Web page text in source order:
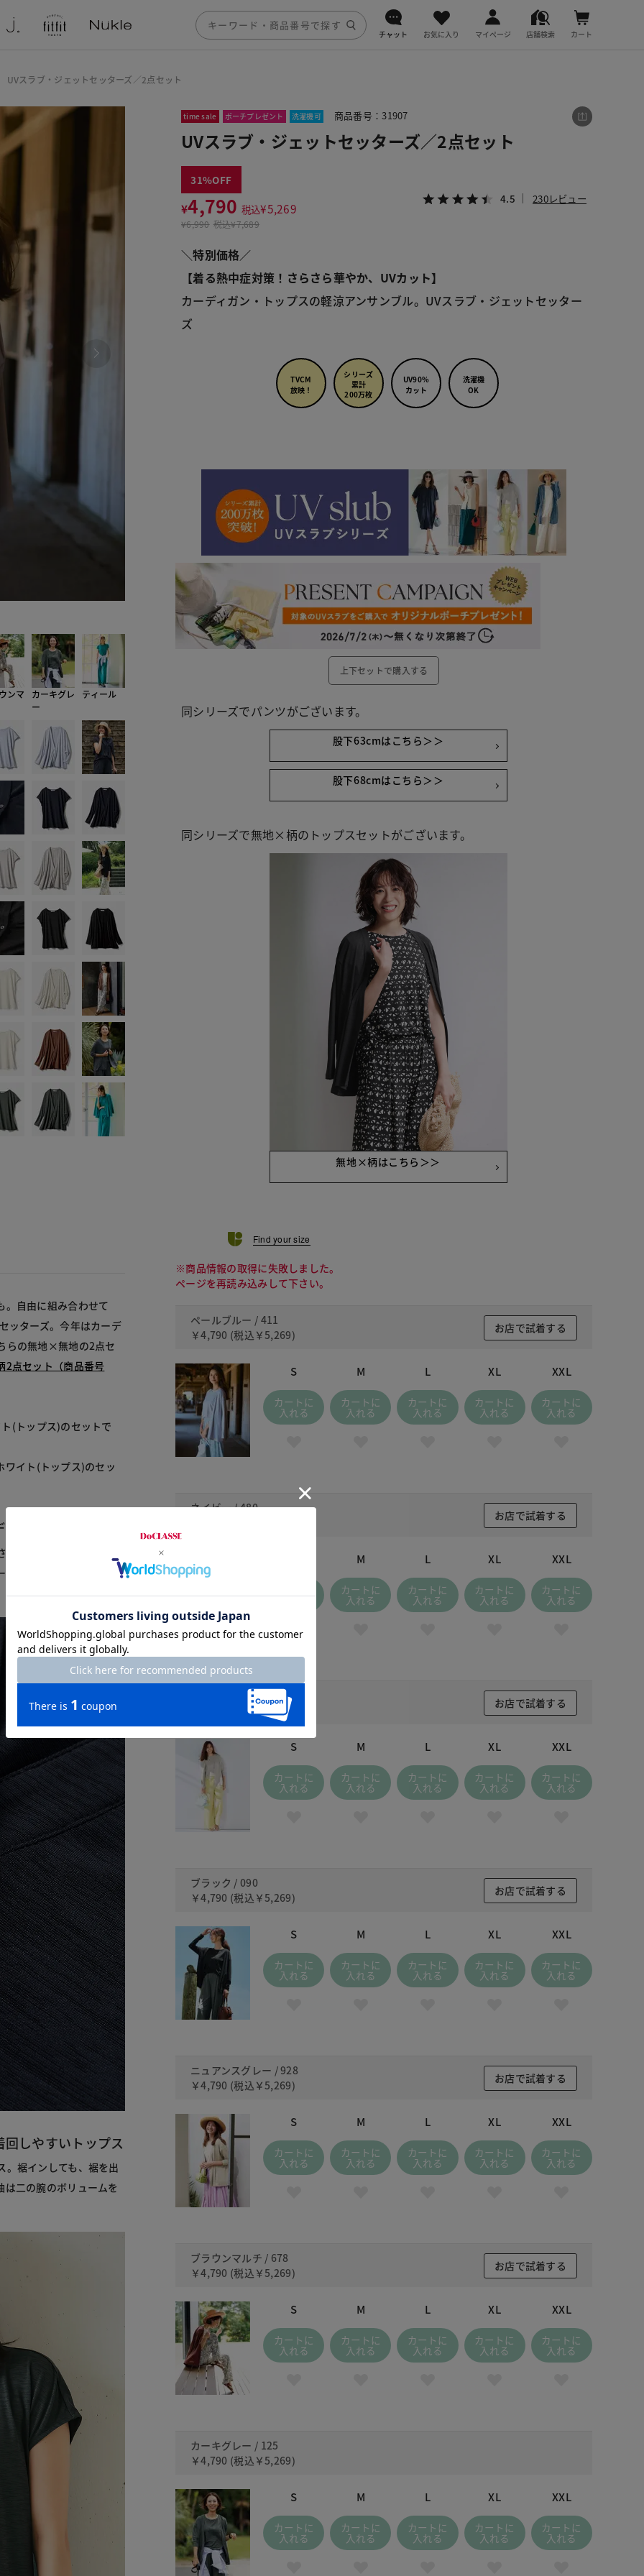
チャット お気に入り マイページ 店舗検索 カート
UVスラブ・ジェットセッターズ／2点セット
480 ネイビー
ンマ
カーキグレ
ー
ティール
。自由に組み合わせて
ッターズ。今年はカーデ
らの無地×無地の2点セ
2点セット（商品番号
(トップス)のセットで
イト(トップス)のセッ
ガン
りと羽織れるカーディ
プでほっそり着こなせる
しやすいトップス
。裾インしても、裾を出
は二の腕のボリュームを
time sale ポーチプレゼント 洗濯機可 商品番号：31907
UVスラブ・ジェットセッターズ／2点セット
31
¥4,790 税込¥5,269
¥6,990 税込¥7,689
4.5 230レビュー
＼特別価格／
【着る熱中症対策！さらさら華やか、UVカット】
カーディガン・トップスの軽涼アンサンブル。UVスラブ・ジェットセッター
ズ
TVCM
放映！
シリーズ
累計
200万枚
UV90%
カット
洗濯機
OK
上下セットで購入する
同シリーズでパンツがございます。
股下63cmはこちら＞＞
股下68cmはこちら＞＞
同シリーズで無地×柄のトップスセットがございます。
無地×柄はこちら＞＞
Find your size
※商品情報の取得に失敗しました。
ページを再読み込みして下さい。
ペールブルー / 411
￥4,790 (税込 ￥5,269)
お店で試着する
S
カートに
入れる
M
カートに
入れる
L
カートに
入れる
XL
カートに
入れる
XXL
カートに
入れる
ネイビー / 480
お店で試着する
入れる
M
カートに
入れる
L
カートに
入れる
XL
カートに
入れる
XXL
カートに
入れる
ライトグレー / 030
(税込￥5,269
お店で試着する
S
カートに
入れる
M
カートに
入れる
L
カートに
入れる
XL
カートに
入れる
XXL
カートに
入れる
ブラック / 090
￥4,790 (税込 ￥5,269)
お店で試着する
S
カートに
入れる
M
カートに
入れる
L
カートに
入れる
XL
カートに
入れる
XXL
カートに
入れる
ニュアンスグレー / 928
￥4,790 (税込 ￥5,269)
お店で試着する
S
カートに
入れる
M
カートに
入れる
L
カートに
入れる
XL
カートに
入れる
XXL
カートに
入れる
ブラウンマルチ / 678
￥4,790 (税込 ￥5,269)
お店で試着する
S
カートに
入れる
M
カートに
入れる
L
カートに
入れる
XL
カートに
入れる
XXL
カートに
入れる
カーキグレー / 125
￥4,790 (税込 ￥5,269)
S
カートに
入れる
M
カートに
入れる
L
カートに
入れる
XL
カートに
入れる
XXL
カートに
入れる